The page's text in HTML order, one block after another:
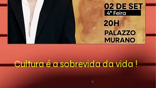
Cultura é a sobrevida da vida !